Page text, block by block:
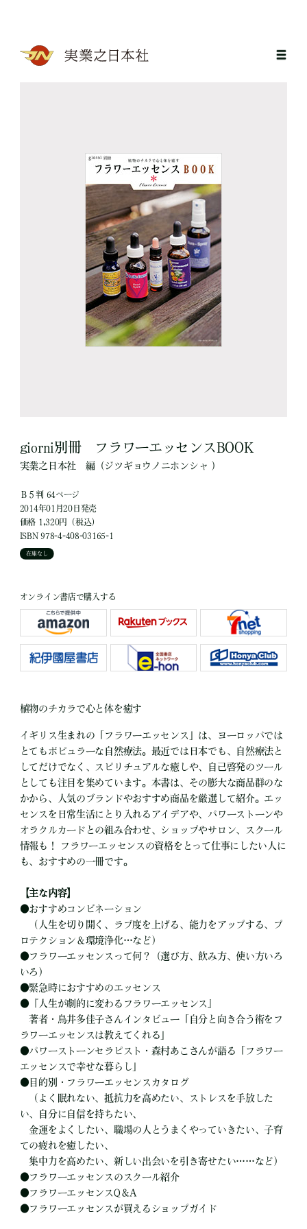
giorni別冊 フラワーエッセンスBOOK
実業之日本社 編（ジツギョウノニホンシャ ）
Ｂ５判 64ページ
2014年01月20日発売
価格 1,320円（税込）
ISBN 978-4-408-03165-1
在庫なし
オンライン書店で購入する
植物のチカラで心と体を癒す
イギリス生まれの「フラワーエッセンス」は、ヨーロッパでは
とてもポピュラーな自然療法。最近では日本でも、自然療法と
してだけでなく、スピリチュアルな癒しや、自己啓発のツール
としても注目を集めています。本書は、その膨大な商品群のな
かから、人気のブランドやおすすめ商品を厳選して紹介。エッ
センスを日常生活にとり入れるアイデアや、パワーストーンや
オラクルカードとの組み合わせ、ショップやサロン、スクール
情報も！ フラワーエッセンスの資格をとって仕事にしたい人に
も、おすすめの一冊です。
【主な内容】
●おすすめコンビネーション
（人生を切り開く、ラブ度を上げる、能力をアップする、プ
ロテクション＆環境浄化…など）
●フラワーエッセンスって何？（選び方、飲み方、使い方いろ
いろ）
●緊急時におすすめのエッセンス
● 『人生が劇的に変わるフラワーエッセンス』
著者・鳥井多佳子さんインタビュー「自分と向き合う術をフ
ラワーエッセンスは教えてくれる」
●パワーストーンセラピスト・森村あこさんが語る「フラワー
エッセンスで幸せな暮らし」
● 目的別・フラワーエッセンスカタログ
（よく眠れない、抵抗力を高めたい、ストレスを手放した
い、自分に自信を持ちたい、
金運をよくしたい、職場の人とうまくやっていきたい、子育
ての疲れを癒したい、
集中力を高めたい、新しい出会いを引き寄せたい……など）
●フラワーエッセンスのスクール紹介
●フラワーエッセンスQ＆A
●フラワーエッセンスが買えるショップガイド